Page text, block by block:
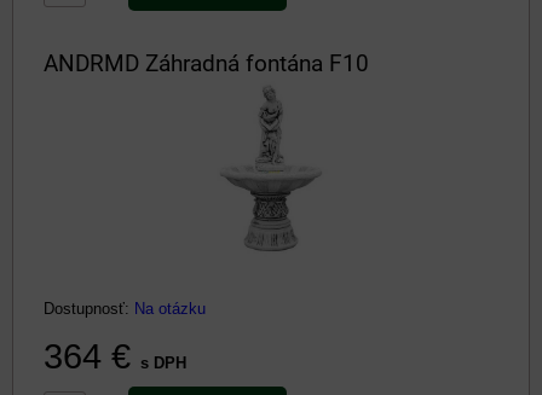
ANDRMD Záhradná fontána F10
Dostupnosť: Na otázku
364 € s DPH